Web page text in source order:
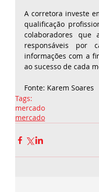
A corretora investe
qualificação
colaboradores que
responsáveis por
informações com a
ao sucesso de cada
Fonte: Karem Soares
Tags:
mercado
mercado